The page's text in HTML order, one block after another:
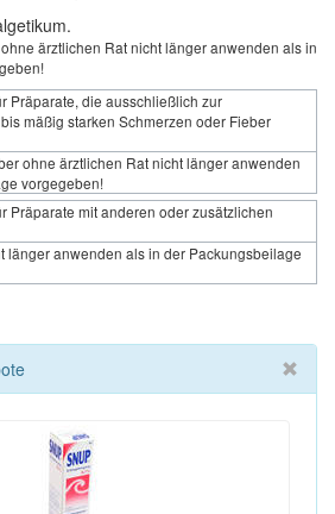
ärztlichen Rat nicht länger anwenden als in
Präparate, die ausschließlich zur
mäßig starken Schmerzen oder Fieber
ohne ärztlichen Rat nicht länger anwenden
vorgegeben!
Präparate mit anderen oder zusätzlichen
länger anwenden als in der Packungsbeilage